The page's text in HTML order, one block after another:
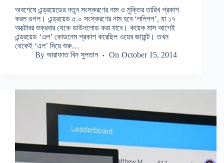
অবশেষে এন্ড্রয়েডের নতুন সংস্করণের নাম ও মুক্তির তারিখ প্রকাশ
করল গুগল। এন্ড্রয়েড ৫.০ সংস্করণের নাম হবে ‘ললিপপ’, যা ১৭
অক্টোবর শুক্রবার থেকে ডাউনলোড করা যাবে। কয়েক মাস আগেই
এন্ড্রয়েড ‘এল’ কোডনেম প্রকাশ করেছিল ওয়েব জায়ান্ট। তখন
থেকেই ‘এল’ দিয়ে শুরু…
By আরাফাত বিন সুলতান On October 15, 2014